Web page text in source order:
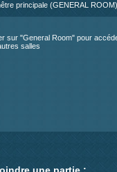
principale (GENERAL